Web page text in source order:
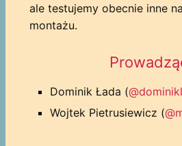
ale testujemy obecnie inne
montażu.
Dominik Łada (
Wojtek Pietrusiewicz (